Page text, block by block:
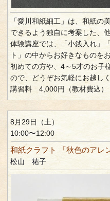
「愛川和紙細工」は、和紙の
できるよう独自に考案した、
体験講座では、「小銭入れ」
ト」の中からお好きなものを
初めての方や、4～5才のお子
ので、どうぞお気軽にお越しく
講習料 4,000円（教材費込）
8月29日（土）
10:00〜12:00
和紙クラフト 「秋色のアレ
松山 祐子